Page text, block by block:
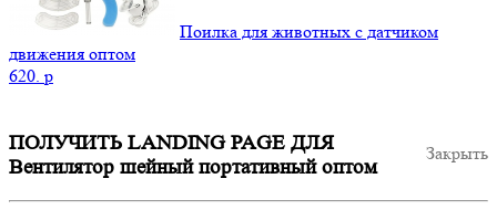
Поилка для животных с датчиком
движения оптом
620. p
Закрыть
ПОЛУЧИТЬ LANDING PAGE ДЛЯ
Вентилятор шейный портативный оптом